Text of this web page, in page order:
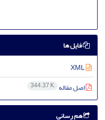
فایل ها
اصل مقاله 344.37 K
هم رسانی